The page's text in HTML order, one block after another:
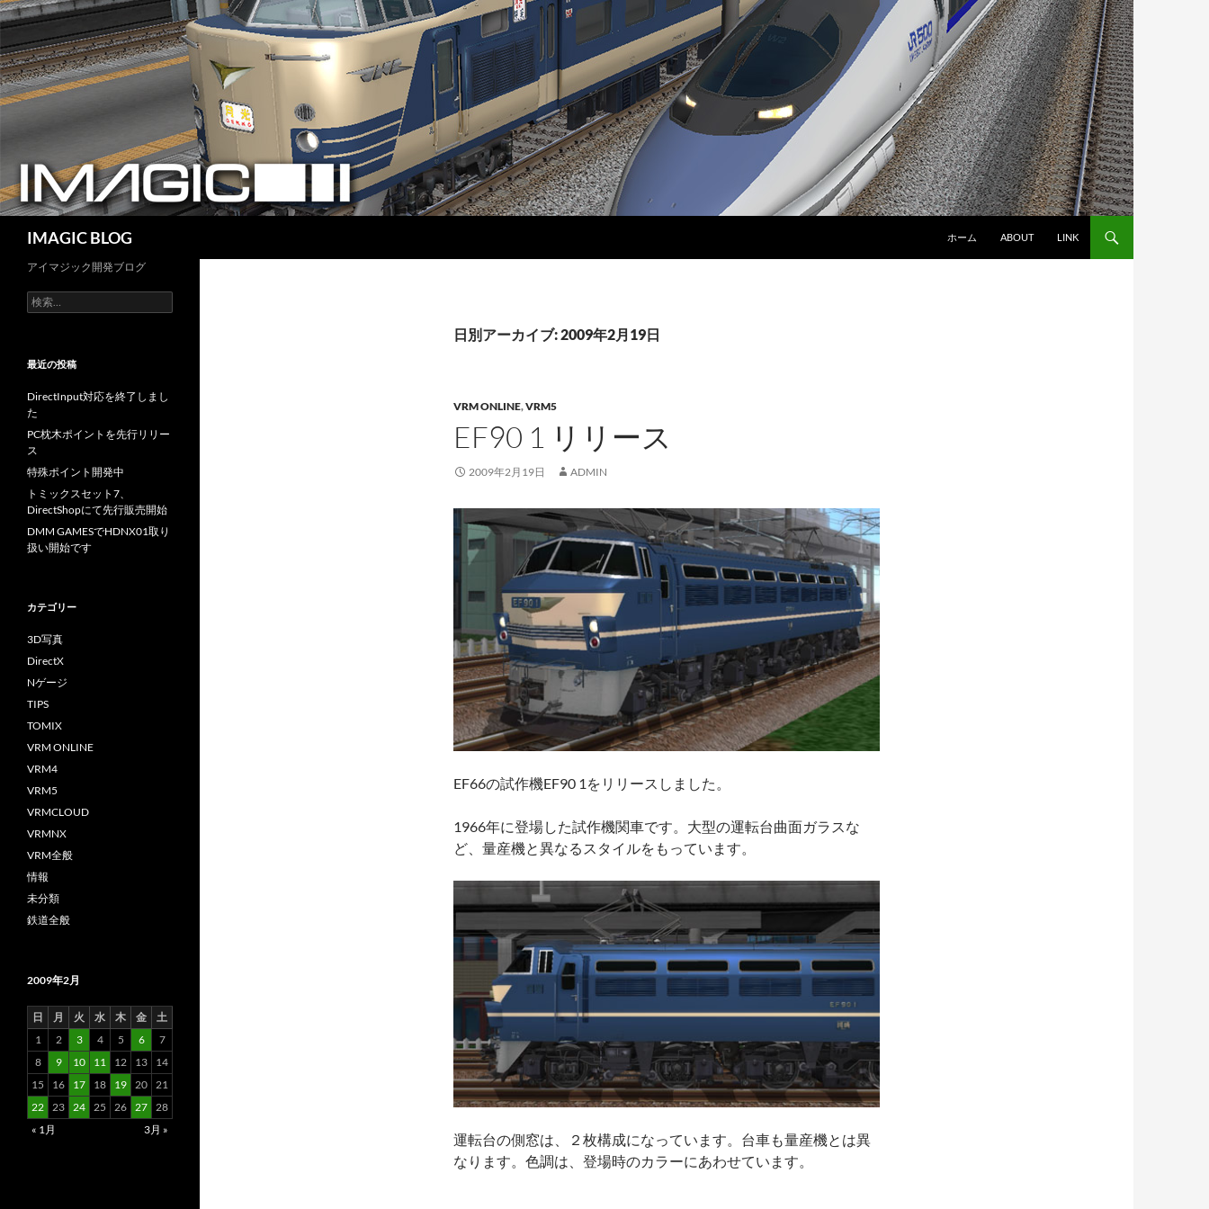
コ
ン
テ
ン
ツ
ッ
プ
IMAGIC BLOG ホーム ABOUT LINK
日別アーカイブ: 2009年2月19日
VRM ONLINE,VRM5
EF90 1 リリース
2009年2月19日 ADMIN
EF66の試作機EF90 1をリリースしました。
1966年に登場した試作機関車です。大型の運転台曲面ガラスな
ど、量産機と異なるスタイルをもっています。
運転台の側窓は、２枚構成になっています。台車も量産機とは異
なります。色調は、登場時のカラーにあわせています。
アイマジック開発ブログ
検
索:
最近の投稿
DirectInput対応を終了しまし
た
PC枕木ポイントを先行リリー
ス
特殊ポイント開発中
トミックスセット7、
DirectShopにて先行販売開始
DMM GAMESでHDNX01取り
扱い開始です
カテゴリー
3D写真
DirectX
Nゲージ
TIPS
TOMIX
VRM ONLINE
VRM4
VRM5
VRMCLOUD
VRMNX
VRM全般
情報
未分類
鉄道全般
2009年2月
日 月 火 水 木 金
土
1
2 3 4 5 6
7
8
9 10 11 12 13
14
15
16 17 18 19 20 21
22 23 24 25 26 27 28
« 1月
3月 »